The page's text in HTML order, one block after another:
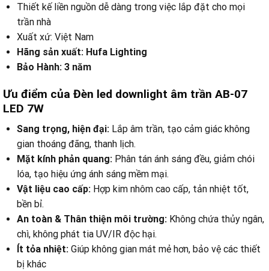
Thiết kế liền nguồn dễ dàng trong việc lắp đặt cho mọi
trần nhà
Xuất xứ: Việt Nam
Hãng sản xuất: Hufa Lighting
Bảo Hành: 3 năm
Ưu điểm của Đèn led downlight âm trần AB-07
LED 7W
Sang trọng, hiện đại: Lắp âm trần, tạo cảm giác không
gian thoáng đãng, thanh lịch.
Mặt kính phản quang: Phân tán ánh sáng đều, giảm chói
lóa, tạo hiệu ứng ánh sáng mềm mại.
Vật liệu cao cấp: Hợp kim nhôm cao cấp, tản nhiệt tốt,
bền bỉ.
An toàn & Thân thiện môi trường: Không chứa thủy ngân,
chì, không phát tia UV/IR độc hại.
Ít tỏa nhiệt: Giúp không gian mát mẻ hơn, bảo vệ các thiết
bị khác